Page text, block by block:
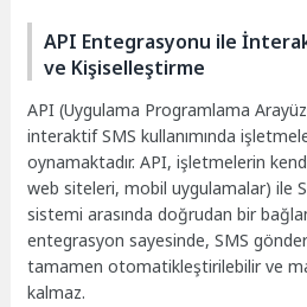
API Entegrasyonu ile
ve Kişiselleştirme
API (Uygulama Programlama
interaktif SMS kullanımında
oynamaktadır. API, işletmelerin kendi
web siteleri, mobil uygulamalar) ile
sistemi arasında doğrudan bir
entegrasyon sayesinde, SMS
tamamen otomatikleştirilebilir ve
kalmaz.